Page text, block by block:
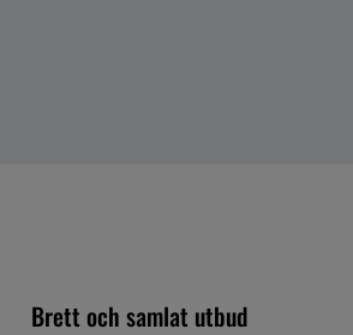
Brett och samlat utbud